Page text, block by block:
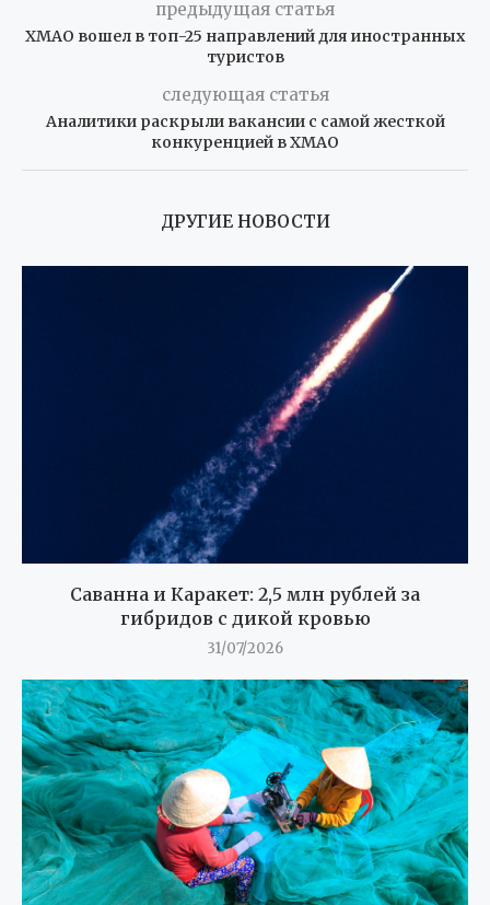
предыдущая статья
ХМАО вошел в топ-25 направлений для иностранных
туристов
следующая статья
Аналитики раскрыли вакансии с самой жесткой
конкуренцией в ХМАО
ДРУГИЕ НОВОСТИ
Саванна и Каракет: 2,5 млн рублей за
гибридов с дикой кровью
31/07/2026